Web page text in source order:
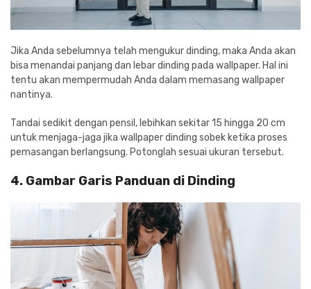
Jika Anda sebelumnya telah mengukur dinding, maka Anda akan
bisa menandai panjang dan lebar dinding pada wallpaper. Hal ini
tentu akan mempermudah Anda dalam memasang wallpaper
nantinya.
Tandai sedikit dengan pensil, lebihkan sekitar 15 hingga 20 cm
untuk menjaga-jaga jika wallpaper dinding sobek ketika proses
pemasangan berlangsung. Potonglah sesuai ukuran tersebut.
4. Gambar Garis Panduan di Dinding